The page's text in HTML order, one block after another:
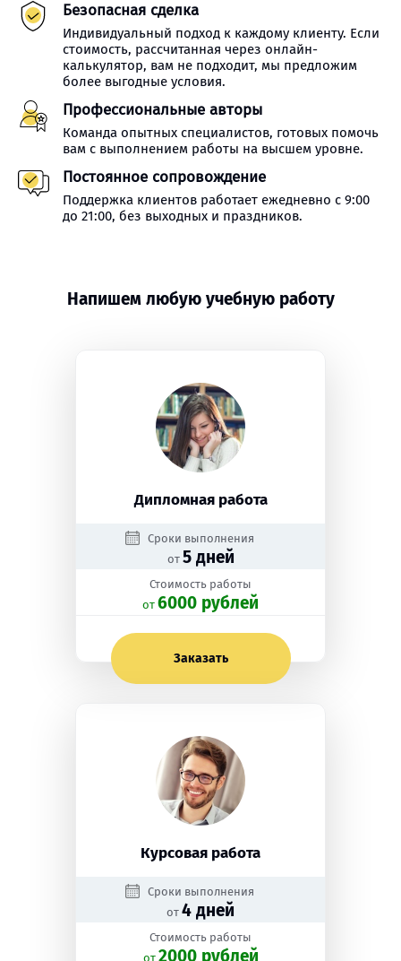
Безопасная сделка
Индивидуальный подход к каждому клиенту. Если
стоимость, рассчитанная через онлайн-
калькулятор, вам не подходит, мы предложим
более выгодные условия.
Профессиональные авторы
Команда опытных специалистов, готовых помочь
вам с выполнением работы на высшем уровне.
Постоянное сопровождение
Поддержка клиентов работает ежедневно с 9:00
до 21:00, без выходных и праздников.
Напишем любую учебную работу
Дипломная работа
Сроки выполнения
от 5 дней
Стоимость работы
oт 6000 рублей
Заказать
Курсовая работа
Сроки выполнения
от 4 дней
Стоимость работы
oт 2000 рублей